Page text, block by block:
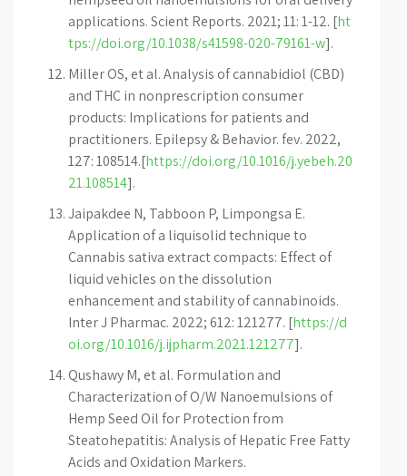
applications. Scient Reports. 2021; 11: 1-12. [ht
tps://doi.org/10.1038/s41598-020-79161-w].
Miller OS, et al. Analysis of cannabidiol (CBD)
and THC in nonprescription consumer
products: Implications for patients and
practitioners. Epilepsy & Behavior. fev. 2022,
127: 108514.[https://doi.org/10.1016/j.yebeh.20
21.108514].
Jaipakdee N, Tabboon P, Limpongsa E.
Application of a liquisolid technique to
Cannabis sativa extract compacts: Effect of
liquid vehicles on the dissolution
enhancement and stability of cannabinoids.
Inter J Pharmac. 2022; 612: 121277. [https://d
oi.org/10.1016/j.ijpharm.2021.121277].
Qushawy M, et al. Formulation and
Characterization of O/W Nanoemulsions of
Hemp Seed Oil for Protection from
Steatohepatitis: Analysis of Hepatic Free Fatty
Acids and Oxidation Markers.